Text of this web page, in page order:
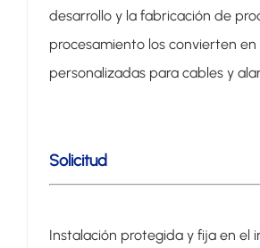
desarrollo y la fabricación de
procesamiento los convierten
personalizadas para cables y
Solicitud
Instalación protegida y fija en el